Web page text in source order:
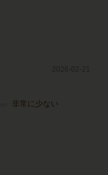
非常に少ない